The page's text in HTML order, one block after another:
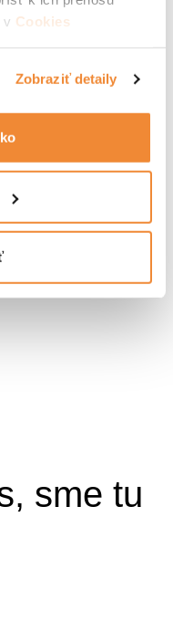
v Cookies
Zobraziť detaily
sme tu